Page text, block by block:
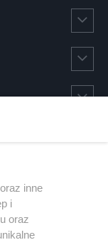
inne
i
oraz